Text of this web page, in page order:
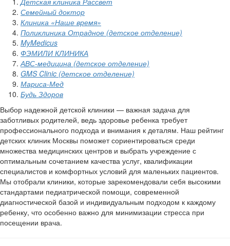
Семейный доктор
Клиника «Наше время»
Поликлиника Отрадное (детское отделение)
MyMedicus
ФЭМИЛИ КЛИНИКА
АВС-медицина (детское отделение)
GMS Clinic (детское отделение)
Мариса-Мед
Будь Здоров
Выбор надежной детской клиники — важная задача для
заботливых родителей, ведь здоровье ребенка требует
профессионального подхода и внимания к деталям. Наш рейтинг
детских клиник Москвы поможет сориентироваться среди
множества медицинских центров и выбрать учреждение с
оптимальным сочетанием качества услуг, квалификации
специалистов и комфортных условий для маленьких пациентов.
Мы отобрали клиники, которые зарекомендовали себя высокими
стандартами педиатрической помощи, современной
диагностической базой и индивидуальным подходом к каждому
ребенку, что особенно важно для минимизации стресса при
посещении врача.